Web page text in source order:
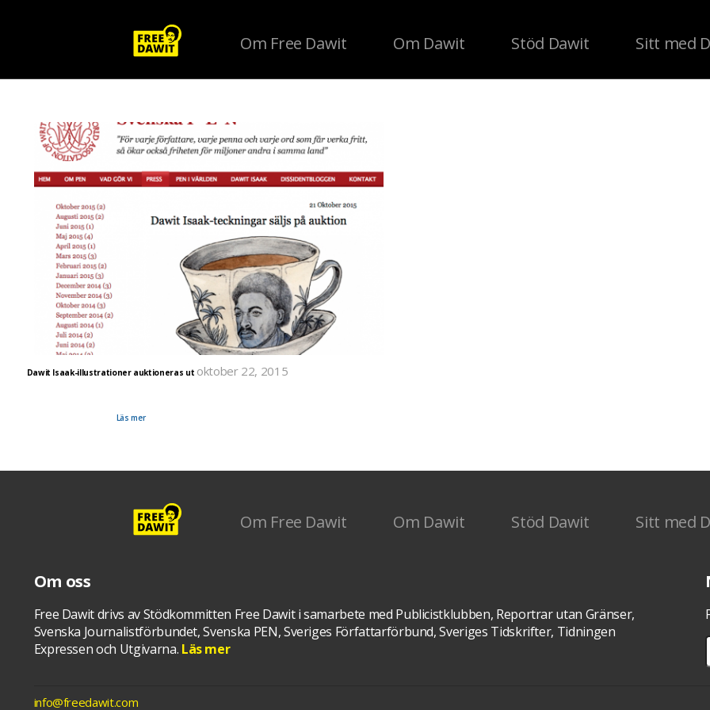
Om Free Dawit Om Dawit Stöd Dawit Sitt med
Dawit Isaak-illustrationer auktioneras ut oktober 22, 2015
Läs mer
Om Free Dawit Om Dawit Stöd Dawit Sitt med
Om oss
Free Dawit drivs av Stödkommitten Free Dawit i samarbete med Publicistklubben, Reportrar utan Gränser,
Svenska Journalistförbundet, Svenska PEN, Sveriges Författarförbund, Sveriges Tidskrifter, Tidningen
Expressen och Utgivarna. Läs mer
info@freedawit.com